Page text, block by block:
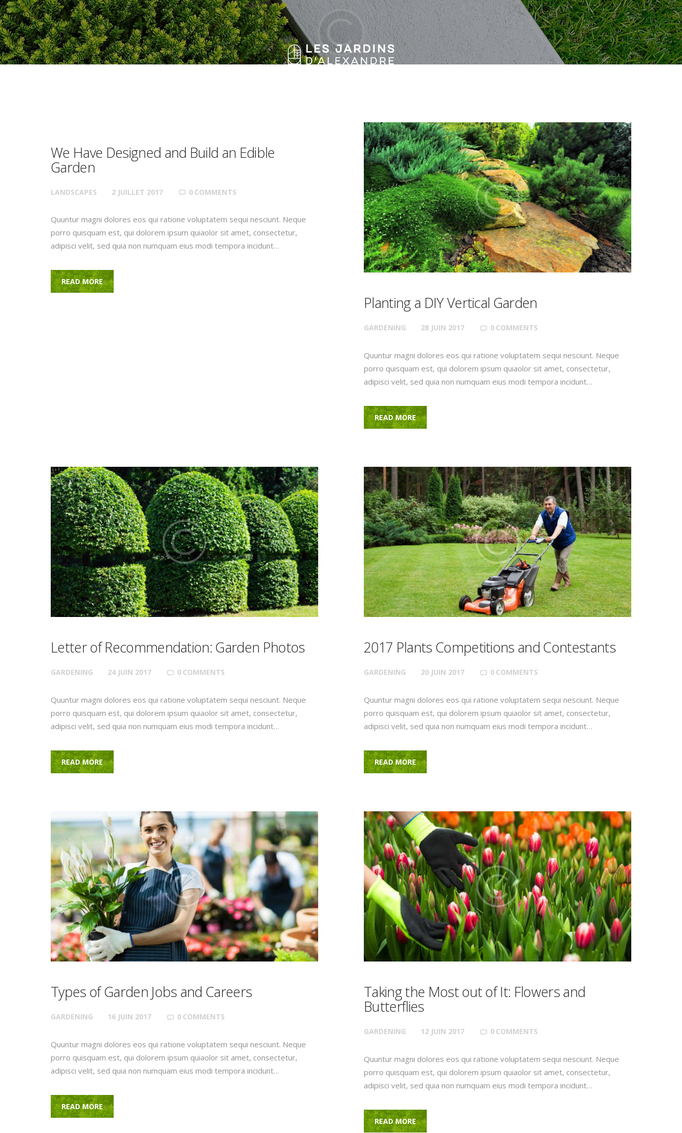
HOME
FEATURES
ABOUT US
CONTACTS
We Have Designed and Build an Edible
Garden
LANDSCAPES 2 JUILLET 2017 0 COMMENTS
Quuntur magni dolores eos qui ratione voluptatem sequi nesciunt. Neque
porro quisquam est, qui dolorem ipsum quiaolor sit amet, consectetur,
adipisci velit, sed quia non numquam eius modi tempora incidunt…
READ MORE
Planting a DIY Vertical Garden
GARDENING 28 JUIN 2017 0 COMMENTS
Quuntur magni dolores eos qui ratione voluptatem sequi nesciunt. Neque
porro quisquam est, qui dolorem ipsum quiaolor sit amet, consectetur,
adipisci velit, sed quia non numquam eius modi tempora incidunt…
READ MORE
Letter of Recommendation: Garden Photos
GARDENING 24 JUIN 2017 0 COMMENTS
Quuntur magni dolores eos qui ratione voluptatem sequi nesciunt. Neque
porro quisquam est, qui dolorem ipsum quiaolor sit amet, consectetur,
adipisci velit, sed quia non numquam eius modi tempora incidunt…
READ MORE
2017 Plants Competitions and Contestants
GARDENING 20 JUIN 2017 0 COMMENTS
Quuntur magni dolores eos qui ratione voluptatem sequi nesciunt. Neque
porro quisquam est, qui dolorem ipsum quiaolor sit amet, consectetur,
adipisci velit, sed quia non numquam eius modi tempora incidunt…
READ MORE
Types of Garden Jobs and Careers
GARDENING 16 JUIN 2017 0 COMMENTS
Quuntur magni dolores eos qui ratione voluptatem sequi nesciunt. Neque
porro quisquam est, qui dolorem ipsum quiaolor sit amet, consectetur,
adipisci velit, sed quia non numquam eius modi tempora incidunt…
READ MORE
Taking the Most out of It: Flowers and
Butterflies
GARDENING 12 JUIN 2017 0 COMMENTS
Quuntur magni dolores eos qui ratione voluptatem sequi nesciunt. Neque
porro quisquam est, qui dolorem ipsum quiaolor sit amet, consectetur,
adipisci velit, sed quia non numquam eius modi tempora incidunt…
READ MORE